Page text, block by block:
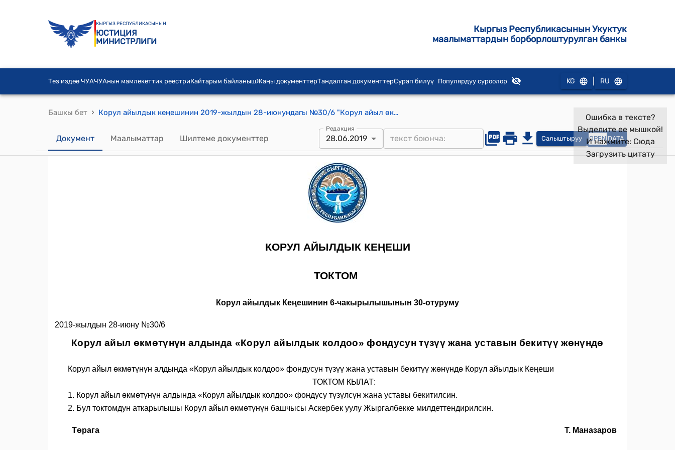
КЫРГЫЗ РЕСПУБЛИКАСЫНЫН
ЮСТИЦИЯ
МИНИСТРЛИГИ
Кыргыз Республикасынын Укуктук
маалыматтардын борборлоштурулган банкы
Тез издөө ЧУАЧУАнын мамлекеттик реестриКайтарым байланышЖаңы документтерТандалган документтерСурап билүү Популярдуу суроолор KG RU
Башкы бет › Корул айылдык кеңешинин 2019-жылдын 28-июнундагы №30/6 "Корул айыл өкмөтүнүн алдында «Корул айылдык колдоо» фондусун түзүү жана уставын бекитүү жөнүндө" токтому
Документ Маалыматтар Шилтеме документтер
Редакция
28.06.2019 Салыштыруу OPEN DATA
Ошибка в тексте?
Выделите ее мышкой!
И нажмите: Сюда
Загрузить цитату